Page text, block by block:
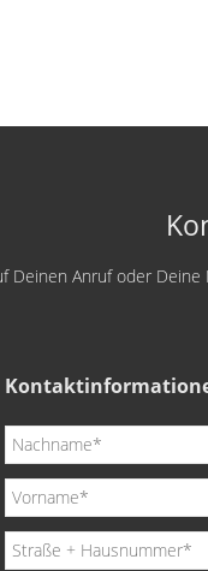
Deinen Anruf oder